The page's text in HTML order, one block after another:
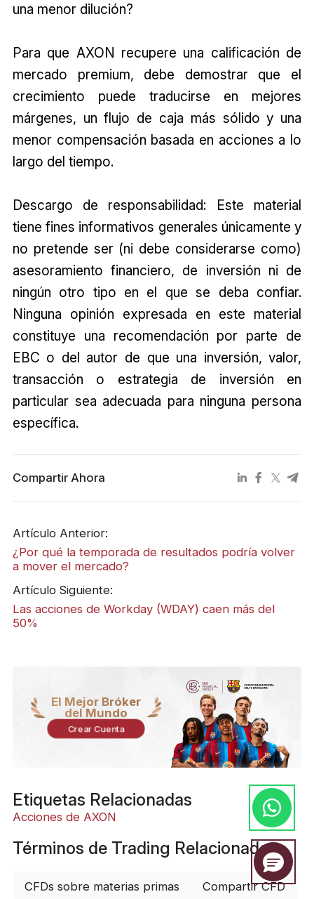
una menor dilución?
Para que AXON recupere una calificación de
mercado premium, debe demostrar que el
crecimiento puede traducirse en mejores
márgenes, un flujo de caja más sólido y una
menor compensación basada en acciones a lo
largo del tiempo.
Descargo de responsabilidad: Este material
tiene fines informativos generales únicamente y
no pretende ser (ni debe considerarse como)
asesoramiento financiero, de inversión ni de
ningún otro tipo en el que se deba confiar.
Ninguna opinión expresada en este material
constituye una recomendación por parte de
EBC o del autor de que una inversión, valor,
transacción o estrategia de inversión en
particular sea adecuada para ninguna persona
específica.
Compartir Ahora
Artículo Anterior:
¿Por qué la temporada de resultados podría volver
a mover el mercado?
Artículo Siguiente:
Las acciones de Workday (WDAY) caen más del
50%
El Mejor Bróker
del Mundo
Crear Cuenta
Etiquetas Relacionadas
Acciones de AXON
Términos de Trading Relacionados
CFDs sobre materias primas Compartir CFD